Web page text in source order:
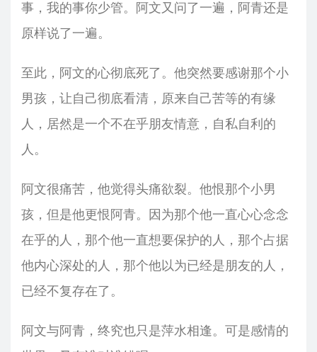
事，我的事你少管。阿文又问了一遍，阿青还是
原样说了一遍。
至此，阿文的心彻底死了。他突然要感谢那个小
男孩，让自己彻底看清，原来自己苦等的有缘
人，居然是一个不在乎朋友情意，自私自利的
人。
阿文很痛苦，他觉得头痛欲裂。他恨那个小男
孩，但是他更恨阿青。因为那个他一直心心念念
在乎的人，那个他一直想要保护的人，那个占据
他内心深处的人，那个他以为已经是朋友的人，
已经不复存在了。
阿文与阿青，终究也只是萍水相逢。可是感情的